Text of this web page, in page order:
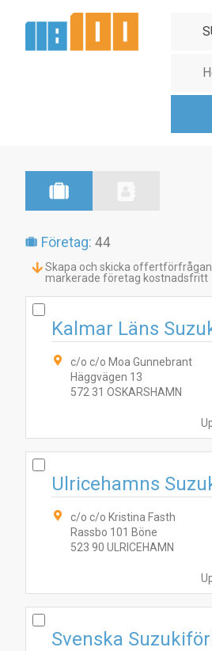
Företag: 44
Skapa och skicka offertförfrågan
markerade företag kostnadsfritt
Kalmar Läns
c/o c/o Moa Gunnebrant
Häggvägen 13
572 31 OSKARSHAMN
Ulricehamns
c/o c/o Kristina Fasth
Rassbo 101 Böne
523 90 ULRICEHAMN
Svenska